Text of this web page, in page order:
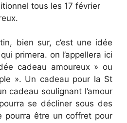
tous les 17 février
bien sur, c’est une idée
primera. on l’appellera ici
cadeau amoureux » ou
». Un cadeau pour la St
cadeau soulignant l’amour
se décliner sous des
pourra être un coffret pour